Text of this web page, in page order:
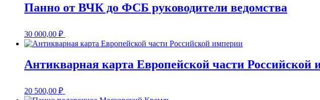
Панно от ВЧК до ФСБ руководители ведомства
30 000,00 ₽
Антикварная карта Европейской части Российской
20 500,00 ₽